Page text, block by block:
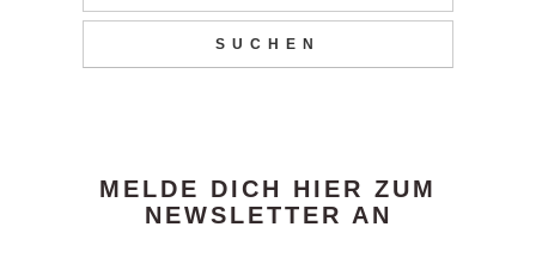
MELDE DICH HIER ZUM
NEWSLETTER AN